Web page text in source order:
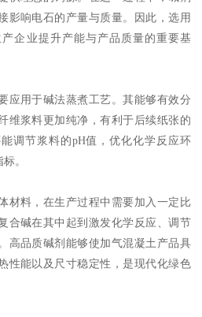
影响电石的产量与质量。因此，选用
企业提升产能与产品质量的重要基
应用于碱法蒸煮工艺。其能够有效分
维浆料更加纯净，有利于后续纸张的
调节浆料的pH值，优化化学反应环
。
材料，在生产过程中需要加入一定比
合碱在其中起到激发化学反应、调节
高品质碱剂能够使加气混凝土产品具
性能以及尺寸稳定性，是现代化绿色